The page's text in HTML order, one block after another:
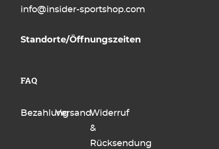
info@insider-sportshop.com
Standorte/Öffnungszeiten
FAQ
BezahlungVersandWiderruf
&
Rücksendung